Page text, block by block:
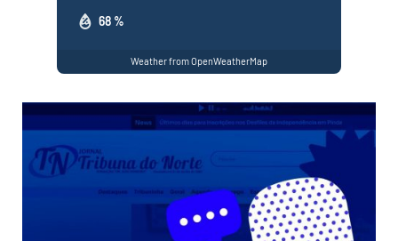
68 %
Weather from OpenWeatherMap